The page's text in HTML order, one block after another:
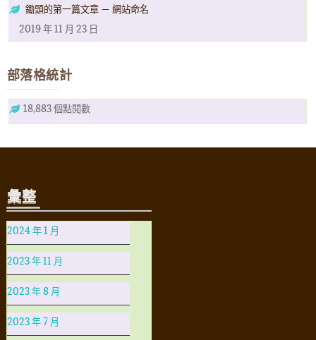
鋤頭的第一篇文章 － 網站命名
2019 年 11 月 23 日
部落格統計
18,883 個點閱數
彙整
2024 年 1 月
2023 年 11 月
2023 年 8 月
2023 年 7 月